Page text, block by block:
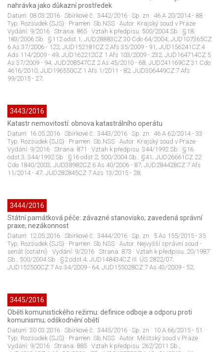
nahrávka jako důkazní prostředek
Datum: 08.03.2016 · Sbírkové č.: 3442/2016 · Sp. zn.: 46 A 20/2014 - 88 ·
Typ: Rozsudek (SJS) · Pramen: Sb.NSS · Autor: Krajský soud v Praze ·
Vydání: 9/2016 · Strana: 865 · Vztah k předpisu: 500/2004 Sb.: §18;
183/2006 Sb.: §112 odst.1; JUD28883CZ 30 Cdo 64/2004; JUD107365CZ
6 As 37/2006 - 122; JUD152181CZ 2 Afs 35/2009 - 91; JUD156241CZ 4
Ads 114/2009 - 49; JUD162212CZ 1 Afs 103/2009 - 232; JUD164714CZ 5
As 37/2009 - 94; JUD208547CZ 2 As 45/2010 - 68; JUD241169CZ 31 Cdo
4616/2010; JUD196550CZ 1 Afs 1/2011 - 82; JUD306449CZ 7 Afs
99/2015 - 27;
3443/2016
Katastr nemovitostí: obnova katastrálního operátu
Datum: 16.05.2016 · Sbírkové č.: 3443/2016 · Sp. zn.: 46 A 62/2014 - 33 ·
Typ: Rozsudek (SJS) · Pramen: Sb.NSS · Autor: Krajský soud v Praze ·
Vydání: 9/2016 · Strana: 871 · Vztah k předpisu: 344/1992 Sb.: §16
odst.3; 344/1992 Sb.: §16 odst.2; 500/2004 Sb.: §41; JUD26661CZ 22
Cdo 1840/2003; JUD38982CZ 6 As 40/2006 - 87; JUD284428CZ 7 Afs
11/2014 - 47; JUD282845CZ 7 Azs 13/2015 - 28;
3444/2016
Státní památková péče: závazné stanovisko; zavedená správní
praxe; nezákonnost
Datum: 12.05.2016 · Sbírkové č.: 3444/2016 · Sp. zn.: 5 As 155/2015 - 35 ·
Typ: Rozsudek (SJS) · Pramen: Sb.NSS · Autor: Nejvyšší správní soud -
senát (ostatní) · Vydání: 9/2016 · Strana: 873 · Vztah k předpisu: 20/1987
Sb.; 500/2004 Sb.: §2 odst.4; JUD148434CZ III. ÚS 2822/07;
JUD152500CZ 7 As 34/2009 - 64; JUD155028CZ 7 As 43/2009 - 52;
3445/2016
Oběti komunistického režimu: definice odboje a odporu proti
komunismu; odškodnění obětí
Datum: 30.03.2016 · Sbírkové č.: 3445/2016 · Sp. zn.: 10 A 66/2015 - 51 ·
Typ: Rozsudek (SJS) · Pramen: Sb.NSS · Autor: Městský soud v Praze ·
Vydání: 9/2016 · Strana: 885 · Vztah k předpisu: 262/2011 Sb.;